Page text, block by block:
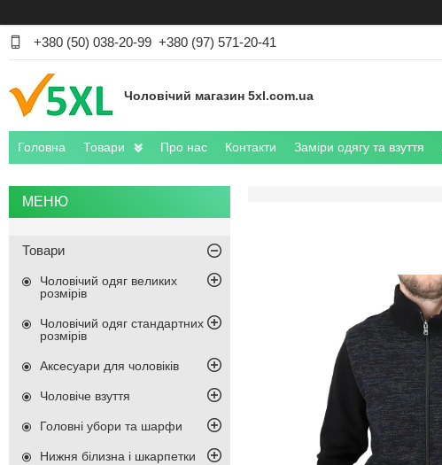
+380 (50) 038-20-99 +380 (97) 571-20-41
Чоловічий магазин 5xl.com.ua
Головна Товари Про нас Контакти Заміри одягу та взуття
Товари
Чоловічий одяг великих
розмірів
Чоловічий одяг стандартних
розмірів
Аксесуари для чоловіків
Чоловіче взуття
Головні убори та шарфи
Нижня білизна і шкарпетки